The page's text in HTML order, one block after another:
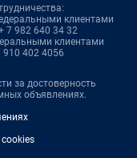
клиентами
7 982 640 34 32
клиентами
910 402 4056
за достоверность
объявлениях.